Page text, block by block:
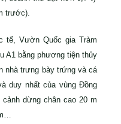
trước).
tế, Vườn Quốc gia Tràm
A1 bằng phương tiện thủy
nhà trưng bày trứng và cá
duy nhất của vùng Đồng
dừng chân cao 20 m